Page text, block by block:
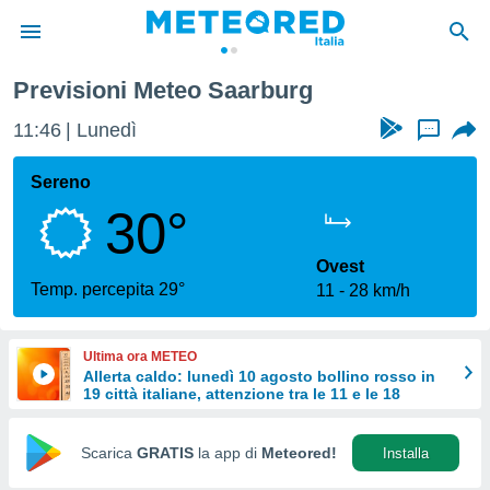
di
per
le
di
Web
Previsioni Meteo Saarburg
11:46 Lunedì ...
Sereno
30°
Temp. percepita 29°
Ovest
11
28 km/h
Ultima ora METEO
Allerta caldo: lunedì 10 agosto bollino rosso in
19 città italiane, attenzione tra le 11 e le 18
Scarica GRATIS la app di Meteored! Installa